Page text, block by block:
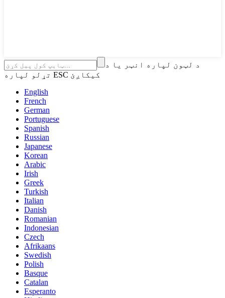
د لټون لپاره انټر یا د
تړلو لپاره ESC کیکاږئ
English
French
German
Portuguese
Spanish
Russian
Japanese
Korean
Arabic
Irish
Greek
Turkish
Italian
Danish
Romanian
Indonesian
Czech
Afrikaans
Swedish
Polish
Basque
Catalan
Esperanto